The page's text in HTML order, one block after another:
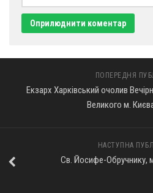
ПОПЕРЕДНЯ
Екзарх Харківський очолив
Великого м.
НАСТУПНА
Св. Йосифе-Обручнику,